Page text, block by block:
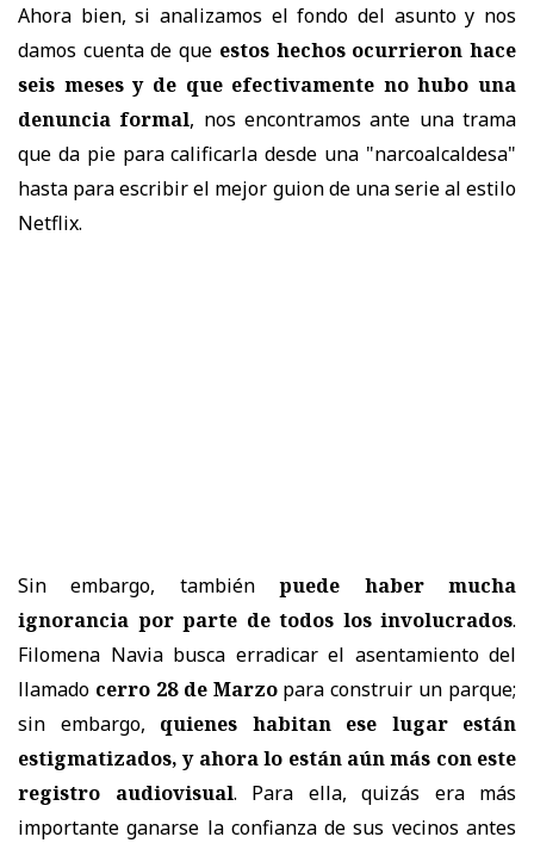
Ahora bien, si analizamos el fondo del asunto y nos
damos cuenta de que estos hechos ocurrieron hace
seis meses y de que efectivamente no hubo una
denuncia formal, nos encontramos ante una trama
que da pie para calificarla desde una "narcoalcaldesa"
hasta para escribir el mejor guion de una serie al estilo
Netflix.
Sin embargo, tambiénpuede haber mucha
ignorancia por parte de todos los involucrados.
Filomena Navia busca erradicar el asentamiento del
llamado cerro 28 de Marzopara construir un parque;
sin embargo, quienes habitan ese lugar están
estigmatizados, y ahora lo están aún más con este
registro audiovisual. Para ella, quizás era más
importante ganarse la confianza de sus vecinos antes